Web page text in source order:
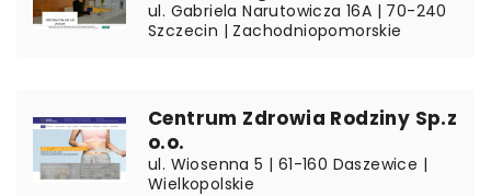
ul. Gabriela Narutowicza 16A | 70-240
Szczecin | Zachodniopomorskie
Centrum Zdrowia Rodziny Sp.z
o.o.
ul. Wiosenna 5 | 61-160 Daszewice |
Wielkopolskie